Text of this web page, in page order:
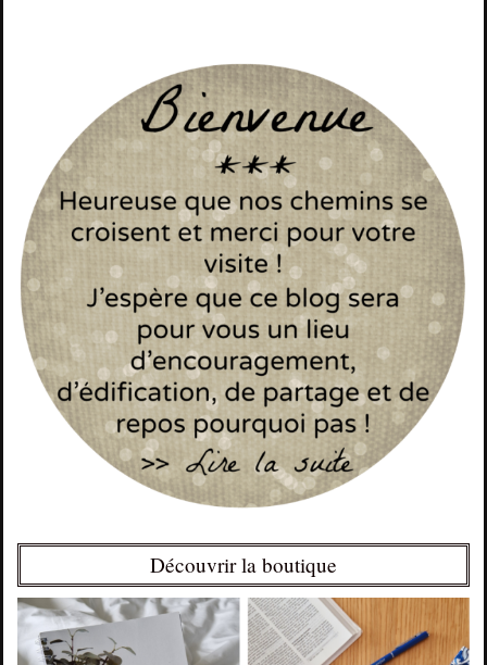
Découvrir la boutique